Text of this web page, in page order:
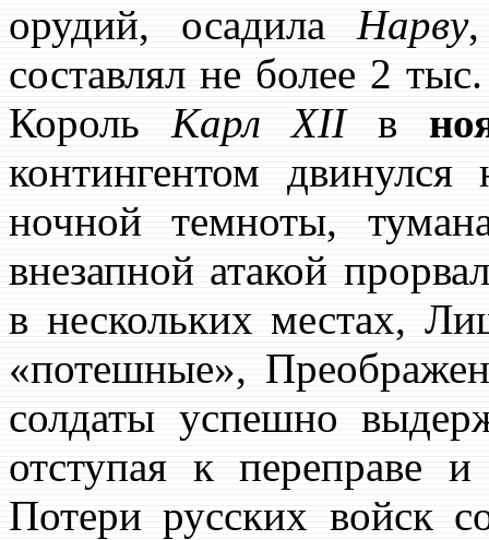
орудий, осадила Нарву,
составлял не более 2
Король Карл XIIв
контингентом
ночной темноты,
внезапной атакой
в нескольких местах,
«потешные»,
солдаты успешно
отступая к переправе
Потери русских войск